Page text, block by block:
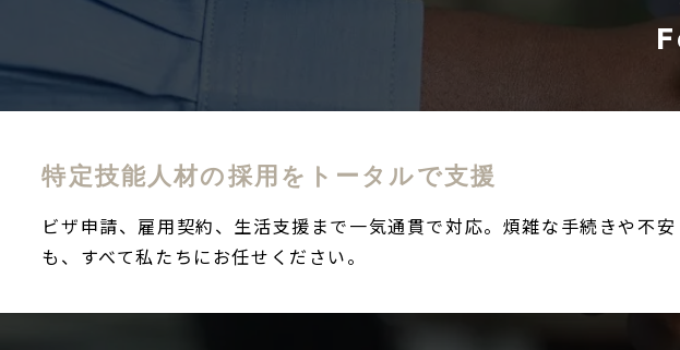
特定技能人材の採用を トータルで支援
ビザ申請、雇用契約、生活支援まで一気通貫で対応。煩雑な手続きや不安
も、すべて私たちにお任せください。